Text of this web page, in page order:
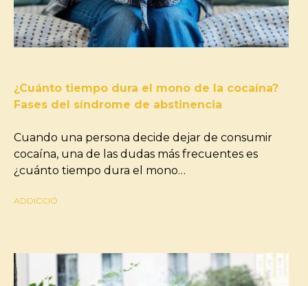
¿Cuánto tiempo dura el mono de la cocaína?
Fases del síndrome de abstinencia
Cuando una persona decide dejar de consumir
cocaína, una de las dudas más frecuentes es
¿cuánto tiempo dura el mono…
ADDICCIÓ